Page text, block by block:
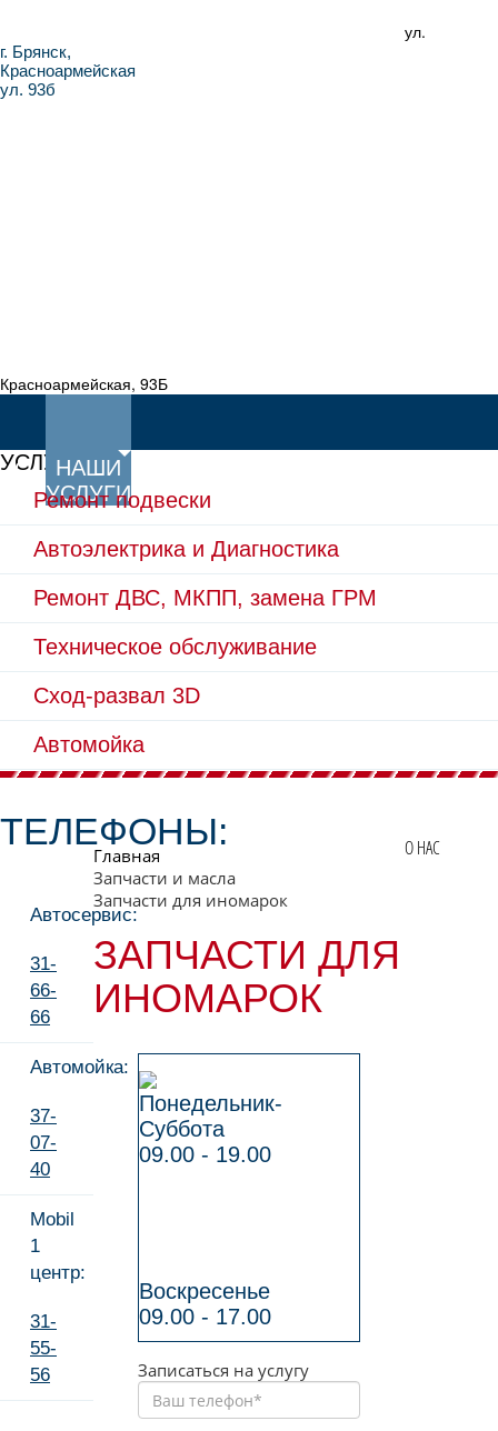
г. Брянск,
Красноармейская
ул. 93б
ул.
Красноармейская, 93Б
О
НАС
НАШИ
УСЛУГИ
УСЛУГИ
Ремонт подвески
Автоэлектрика и Диагностика
Ремонт ДВС, МКПП, замена ГРМ
Техническое обслуживание
Сход-развал 3D
Автомойка
ТЕЛЕФОНЫ:
Автосервис:
31-
66-
66
Автомойка:
37-
07-
40
Mobil
1
центр:
31-
55-
56
Главная
Запчасти и масла
Запчасти для иномарок
ЗАПЧАСТИ ДЛЯ
ИНОМАРОК
Понедельник-
Суббота
09.00 - 19.00
Воскресенье
09.00 - 17.00
Записаться на услугу
О НАС